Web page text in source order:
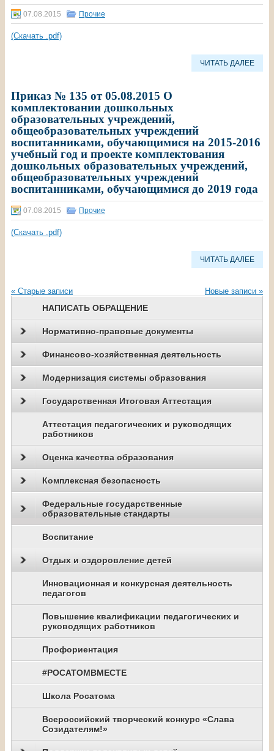
07.08.2015 Прочие
(Скачать .pdf)
ЧИТАТЬ ДАЛЕЕ
Приказ № 135 от 05.08.2015 О
комплектовании дошкольных
образовательных учреждений,
общеобразовательных учреждений
воспитанниками, обучающимися на 2015-2016
учебный год и проекте комплектования
дошкольных образовательных учреждений,
общеобразовательных учреждений
воспитанниками, обучающимися до 2019 года
07.08.2015 Прочие
(Скачать .pdf)
ЧИТАТЬ ДАЛЕЕ
« Старые записи Новые записи »
НАПИСАТЬ ОБРАЩЕНИЕ
Нормативно-правовые документы
Финансово-хозяйственная деятельность
Модернизация системы образования
Государственная Итоговая Аттестация
Аттестация педагогических и руководящих
работников
Оценка качества образования
Комплексная безопасность
Федеральные государственные
образовательные стандарты
Воспитание
Отдых и оздоровление детей
Инновационная и конкурсная деятельность
педагогов
Повышение квалификации педагогических и
руководящих работников
Профориентация
#РОСАТОМВМЕСТЕ
Школа Росатома
Всероссийский творческий конкурс «Слава
Созидателям!»